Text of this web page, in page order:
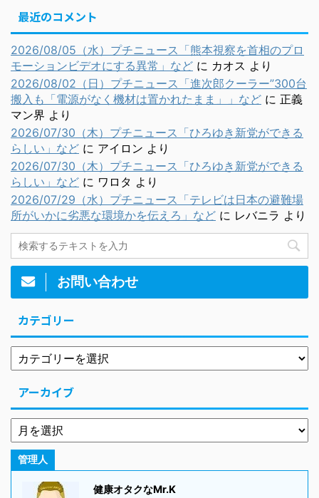
最近のコメント
2026/08/05（水）プチニュース「熊本視察を首相のプロ
モーションビデオにする異常」など に カオス より
2026/08/02（日）プチニュース「進次郎クーラー”300台
搬入も「電源がなく機材は置かれたまま」」など に 正義
マン界 より
2026/07/30（木）プチニュース「ひろゆき新党ができる
らしい」など に アイロン より
2026/07/30（木）プチニュース「ひろゆき新党ができる
らしい」など に ワロタ より
2026/07/29（水）プチニュース「テレビは日本の避難場
所がいかに劣悪な環境かを伝えろ」など に レバニラ より
お問い合わせ
カテゴリー
アーカイブ
管理人
健康オタクなMr.K